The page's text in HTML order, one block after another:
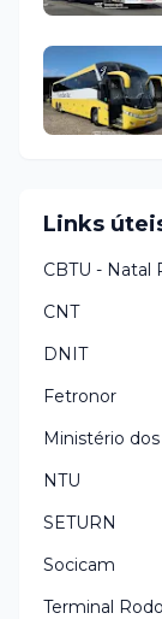
Links
CBTU - Natal
CNT
DNIT
Fetronor
Ministério
NTU
SETURN
Socicam
Terminal